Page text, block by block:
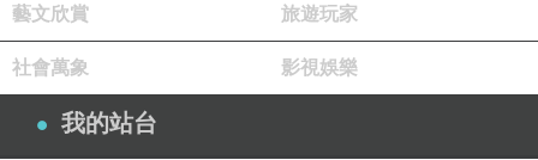
藝文欣賞 旅遊玩家
社會萬象 影視娛樂
我的站台